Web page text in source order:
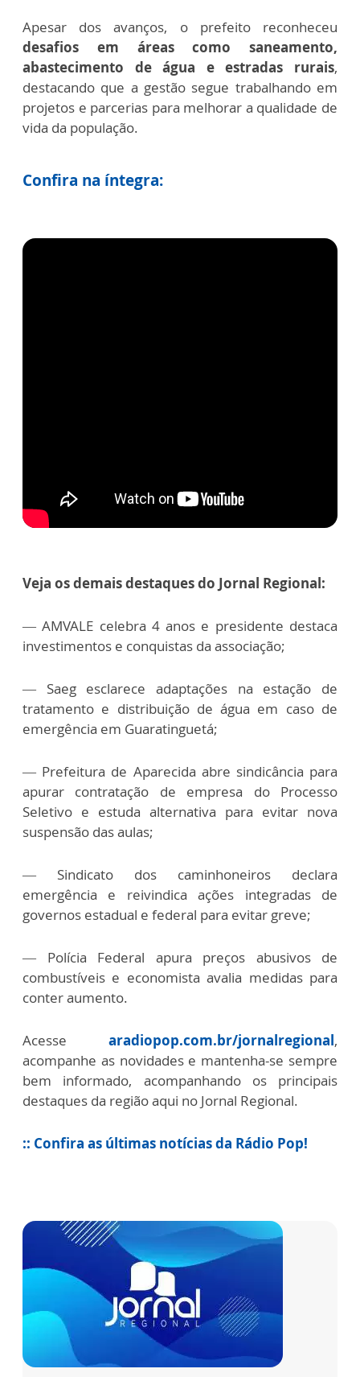
Apesar dos avanços, o prefeito reconheceu
desafios em áreas como saneamento,
abastecimento de água e estradas rurais,
destacando que a gestão segue trabalhando em
projetos e parcerias para melhorar a qualidade de
vida da população.
Confira na íntegra:
Veja os demais destaques do Jornal Regional:
—AMVALE celebra 4 anos e presidente destaca
investimentos e conquistas da associação;
— Saeg esclarece adaptações na estação de
tratamento e distribuição de água em caso de
emergência em Guaratinguetá;
— Prefeitura de Aparecida abre sindicância para
apurar contratação de empresa do Processo
Seletivo e estuda alternativa para evitar nova
suspensão das aulas;
— Sindicato dos caminhoneiros declara
emergência e reivindica ações integradas de
governos estadual e federal para evitar greve;
— Polícia Federal apura preços abusivos de
combustíveis e economista avalia medidas para
conter aumento.
Acesse aradiopop.com.br/jornalregional,
acompanhe as novidades e mantenha-se sempre
bem informado, acompanhando os principais
destaques da região aqui no Jornal Regional.
:: Confira as últimas notícias da Rádio Pop!